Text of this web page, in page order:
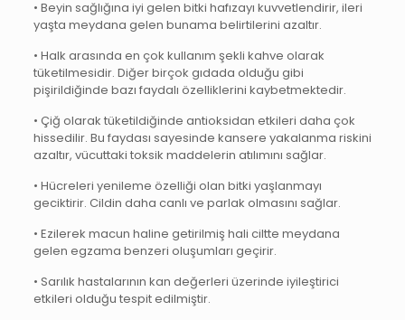
• Beyin sağlığına iyi gelen bitki hafızayı kuvvetlendirir, ileri
yaşta meydana gelen bunama belirtilerini azaltır.
• Halk arasında en çok kullanım şekli kahve olarak
tüketilmesidir. Diğer birçok gıdada olduğu gibi
pişirildiğinde bazı faydalı özelliklerini kaybetmektedir.
• Çiğ olarak tüketildiğinde antioksidan etkileri daha çok
hissedilir. Bu faydası sayesinde kansere yakalanma riskini
azaltır, vücuttaki toksik maddelerin atılımını sağlar.
• Hücreleri yenileme özelliği olan bitki yaşlanmayı
geciktirir. Cildin daha canlı ve parlak olmasını sağlar.
• Ezilerek macun haline getirilmiş hali ciltte meydana
gelen egzama benzeri oluşumları geçirir.
• Sarılık hastalarının kan değerleri üzerinde iyileştirici
etkileri olduğu tespit edilmiştir.